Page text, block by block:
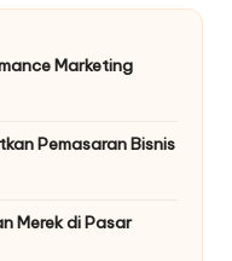
Marketing
Pemasaran Bisnis
Merek di Pasar